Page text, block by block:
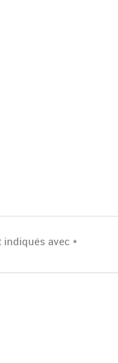
indiqués avec *